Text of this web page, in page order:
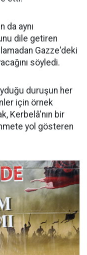
da aynı
dile getiren
Gazze'deki
söyledi.
duruşun her
için örnek
Kerbelâ'nın bir
yol gösteren